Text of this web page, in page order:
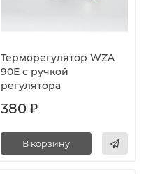
Терморегулятор WZA
90Е с ручкой
регулятора
380 ₽
В корзину